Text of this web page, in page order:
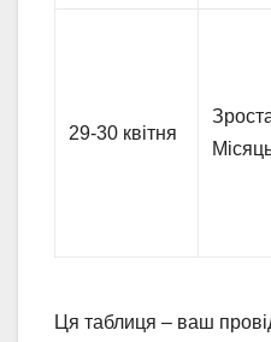
29-30 квітня
Ця таблиця – ваш